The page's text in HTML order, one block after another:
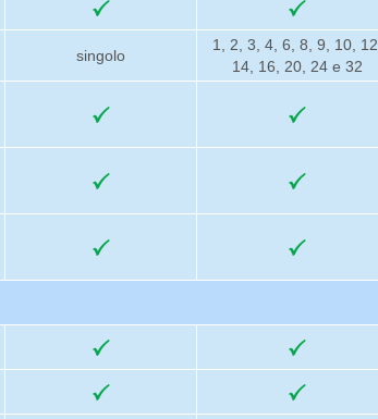
singolo
1, 2, 3, 4, 6, 8, 9, 10, 12,
14, 16, 20, 24 e 32